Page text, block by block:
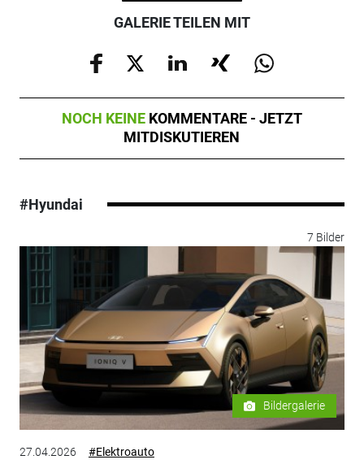
GALERIE TEILEN MIT
NOCH KEINE KOMMENTARE - JETZT
MITDISKUTIEREN
#Hyundai
7 Bilder
Bildergalerie
27.04.2026 #Elektroauto